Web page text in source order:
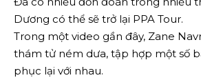
Dương có thể sẽ trở lại PPA Tour.
Trong một video gần đây, Zane
thám tử ném dưa, tập hợp một số
phục lại với nhau.